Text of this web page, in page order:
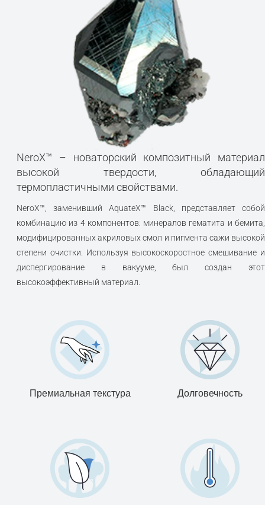
NeroX™ – новаторский композитный материал
высокой твердости, обладающий
термопластичными свойствами.
NeroX™, заменивший AquateX™ Black, представляет собой
комбинацию из 4 компонентов: минералов гематита и бемита,
модифицированных акриловых смол и пигмента сажи высокой
степени очистки. Используя высокоскоростное смешивание и
диспергирование в вакууме, был создан этот
высокоэффективный материал.
Премиальная текстура Долговечность